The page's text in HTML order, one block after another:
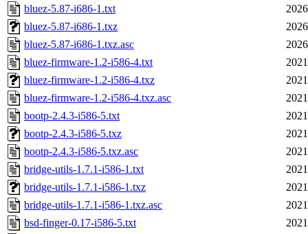
bluez-5.87-i686-1.txt
bluez-5.87-i686-1.txz
bluez-5.87-i686-1.txz.asc
bluez-firmware-1.2-i586-4.txt
bluez-firmware-1.2-i586-4.txz
bluez-firmware-1.2-i586-4.txz.asc
bootp-2.4.3-i586-5.txt
bootp-2.4.3-i586-5.txz
bootp-2.4.3-i586-5.txz.asc
bridge-utils-1.7.1-i586-1.txt
bridge-utils-1.7.1-i586-1.txz
bridge-utils-1.7.1-i586-1.txz.asc
bsd-finger-0.17-i586-5.txt